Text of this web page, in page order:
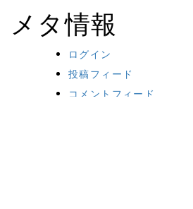
メタ情報
ログイン
投稿フィード
コメントフィード